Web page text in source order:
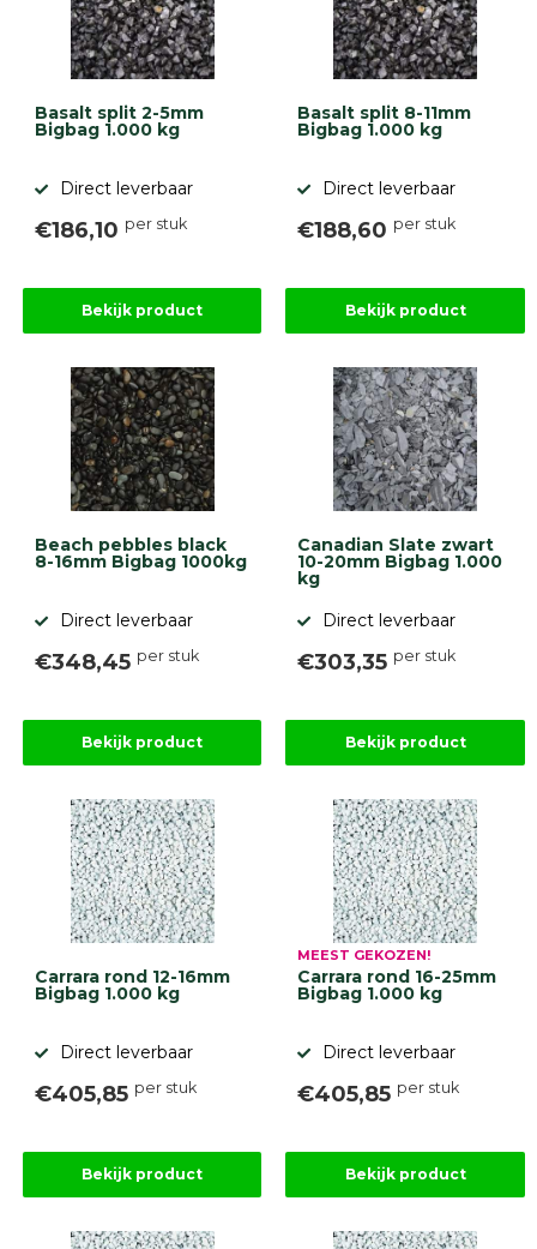
Basalt split 2-5mm
Bigbag 1.000 kg
Direct leverbaar
€186,10 per stuk
Bekijk product
Basalt split 8-11mm
Bigbag 1.000 kg
Direct leverbaar
€188,60 per stuk
Bekijk product
Beach pebbles black
8-16mm Bigbag 1000kg
Direct leverbaar
€348,45 per stuk
Bekijk product
Canadian Slate zwart
10-20mm Bigbag 1.000
kg
Direct leverbaar
€303,35 per stuk
Bekijk product
Carrara rond 12-16mm
Bigbag 1.000 kg
Direct leverbaar
€405,85 per stuk
Bekijk product
MEEST GEKOZEN!
Carrara rond 16-25mm
Bigbag 1.000 kg
Direct leverbaar
€405,85 per stuk
Bekijk product